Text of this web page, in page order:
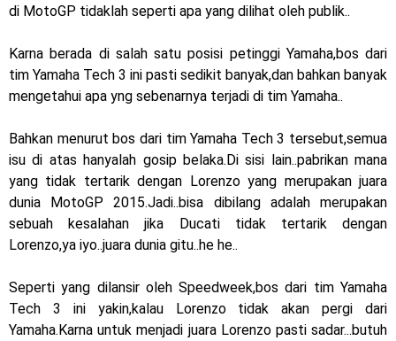
Dukung MotoGP Mandalika 2024, AHM serahkan 10 unit
motor listrik EM1 e
Yamaha Indonesia resmi luncurkan Nmax 155 Turbo
dan YZF-R1M model 2025 !
Begini penampakan livery Kawasaki Ninja ZX-25RR KRT
Edition 2025
Yamaha Rilis New R15M versi 2024, makin sangar !
Penampakan tim Red Bull KTM Factory Racing musim 2024 !
di MotoGP tidaklah seperti apa yang dilihat oleh publik..
Karna berada di salah satu posisi petinggi Yamaha,bos dari
tim Yamaha Tech 3 ini pasti sedikit banyak,dan bahkan banyak
mengetahui apa yng sebenarnya terjadi di tim Yamaha..
Bahkan menurut bos dari tim Yamaha Tech 3 tersebut,semua
isu di atas hanyalah gosip belaka.Di sisi lain..pabrikan mana
yang tidak tertarik dengan Lorenzo yang merupakan juara
dunia MotoGP 2015.Jadi..bisa dibilang adalah merupakan
sebuah kesalahan jika Ducati tidak tertarik dengan
Lorenzo,ya iyo..juara dunia gitu..he he..
Seperti yang dilansir oleh Speedweek,bos dari tim Yamaha
Tech 3 ini yakin,kalau Lorenzo tidak akan pergi dari
Yamaha.Karna untuk menjadi juara Lorenzo pasti sadar...butuh